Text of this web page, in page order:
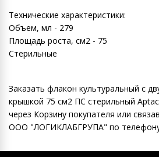
Технические характеристики:
Объем, мл - 279
Площадь роста, см2 - 75
Стерильные
Заказать флакон культуральный с
крышкой 75 см2 ПС стерильный
через Корзину покупателя или
ООО "ЛОГИКЛАБГРУПА" по телефону